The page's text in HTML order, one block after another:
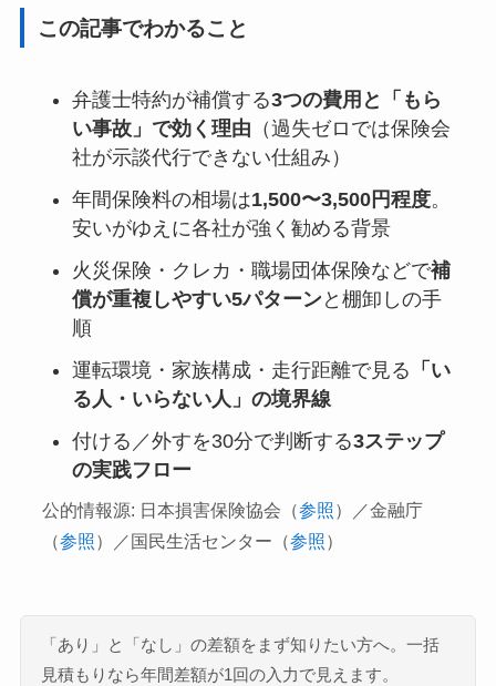
この記事でわかること
弁護士特約が補償する3つの費用と「もら
い事故」で効く理由 （過失ゼロでは保険会
社が示談代行できない仕組み）
年間保険料の相場は1,500〜3,500円程度。
安いがゆえに各社が強く勧める背景
火災保険・クレカ・職場団体保険などで補
償が重複しやすい5パターンと棚卸しの手
順
運転環境・家族構成・走行距離で見る 「い
る人・いらない人」の境界線
付ける／外すを30分で判断する3ステップ
の実践フロー
公的情報源: 日本損害保険協会（参照）／金融庁
（参照）／国民生活センター（参照）
「あり」と「なし」の差額をまず知りたい方へ。一括
見積もりなら年間差額が1回の入力で見えます。